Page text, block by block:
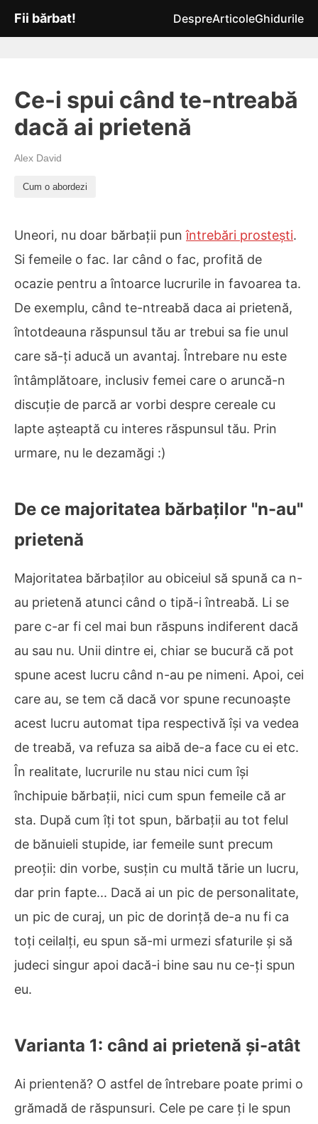
Fii bărbat! DespreArticoleGhidurile
Ce-i spui când te-ntreabă
dacă ai prietenă
Alex David
Cum o abordezi
Uneori, nu doar bărbații punîntrebări prostești.
Si femeile o fac. Iar când o fac, profită de
ocazie pentru a întoarce lucrurile in favoarea ta.
De exemplu, când te-ntreabă daca ai prietenă,
întotdeauna răspunsul tău ar trebui sa fie unul
care să-ți aducă un avantaj. Întrebare nu este
întâmplătoare, inclusiv femei care o aruncă-n
discuție de parcă ar vorbi despre cereale cu
lapte așteaptă cu interes răspunsul tău. Prin
urmare, nu le dezamăgi :)
De ce majoritatea bărbaților "n-au"
prietenă
Majoritatea bărbaților au obiceiul să spună ca n-
au prietenă atunci când o tipă-i întreabă. Li se
pare c-ar fi cel mai bun răspuns indiferent dacă
au sau nu. Unii dintre ei, chiar se bucură că pot
spune acest lucru când n-au pe nimeni. Apoi, cei
care au, se tem că dacă vor spune recunoaște
acest lucru automat tipa respectivă își va vedea
de treabă, va refuza sa aibă de-a face cu ei etc.
În realitate, lucrurile nu stau nici cum își
închipuie bărbații, nici cum spun femeile că ar
sta. După cum îți tot spun, bărbații au tot felul
de bănuieli stupide, iar femeile sunt precum
preoții: din vorbe, susțin cu multă tărie un lucru,
dar prin fapte... Dacă ai un pic de personalitate,
un pic de curaj, un pic de dorință de-a nu fi ca
toți ceilalți, eu spun să-mi urmezi sfaturile și să
judeci singur apoi dacă-i bine sau nu ce-ți spun
eu.
Varianta 1: când ai prietenă și-atât
Ai prientenă? O astfel de întrebare poate primi o
grămadă de răspunsuri. Cele pe care ți le spun